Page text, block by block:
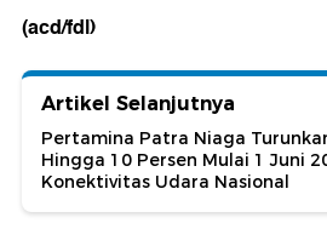
(acd/fdl)
Artikel Selanjutnya
Pertamina Patra Niaga
Hingga 10 Persen Mulai 1 Juni
Konektivitas Udara Nasional